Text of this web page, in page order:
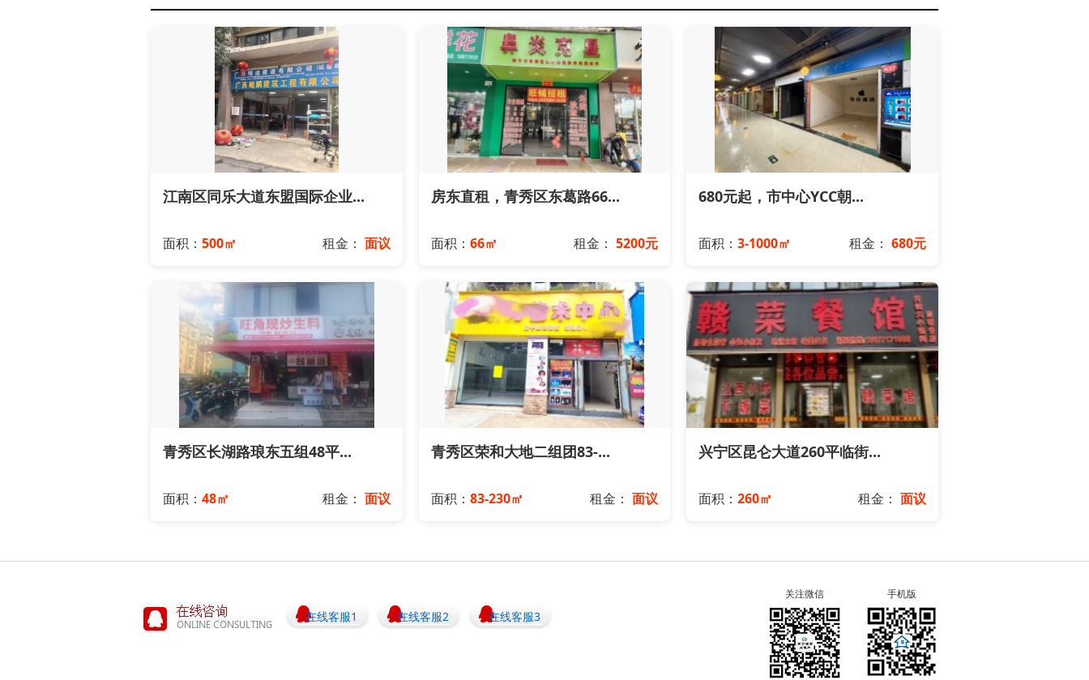
江南区同乐大道东盟国际企业...
面积： 500㎡ 租金： 面议
房东直租，青秀区东葛路66...
面积： 66㎡ 租金：5200元
680元起，市中心YCC朝...
面积：3-1000㎡ 租金： 680元
青秀区长湖路琅东五组48平...
面积： 48㎡ 租金： 面议
青秀区荣和大地二组团83-...
面积： 83-230㎡ 租金：面议
兴宁区昆仑大道260平临街...
面积：260㎡ 租金： 面议
在线客服1 在线客服2 在线客服3
关注微信 手机版